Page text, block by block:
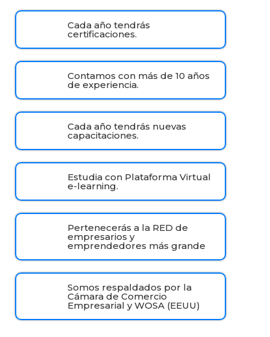
Cada año tendrás
certificaciones.
Contamos con más de 10 años
de experiencia.
Cada año tendrás nuevas
capacitaciones.
Estudia con Plataforma Virtual
e-learning.
Pertenecerás a la RED de
empresarios y
emprendedores más grande
Somos respaldados por la
Cámara de Comercio
Empresarial y WOSA (EEUU)